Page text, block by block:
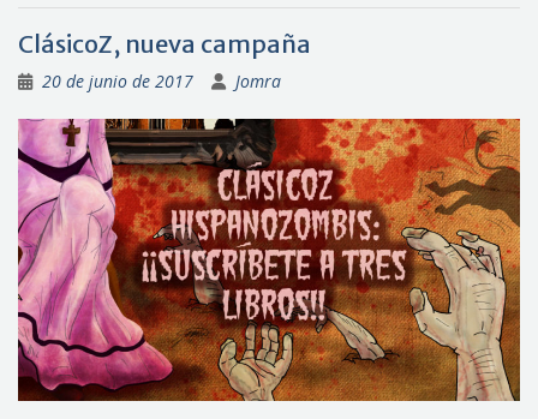
ClásicoZ, nueva campaña
20 de junio de 2017 Jomra